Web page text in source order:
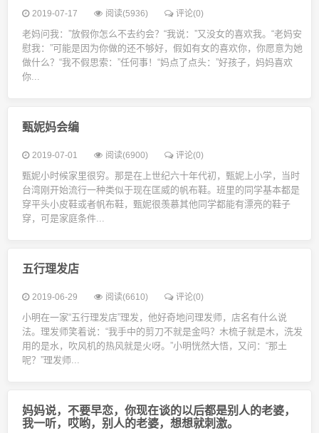
2019-07-17 阅读(5936) 评论(0)
老妈问我：”放假你怎么不去约会？“我说：”又没女的喜欢我。“老妈安
慰我：”可能是因为你做的还不够好，假如有女的喜欢你，你愿意为她
做什么？“我不假思索：”任何事！“妈点了点头：”好孩子，妈妈喜欢
你...
甄妮妈会编
2019-07-01 阅读(6900) 评论(0)
甄妮小时候家里很穷。那是在上世纪六十年代初，甄妮上小学，当时
台湾刚开始流行一种类似于现在匡威的帆布鞋。班里的同学基本都是
穿平头小皮鞋或者帆布鞋，甄妮很羡慕其他同学都能有漂亮的鞋子
穿，可是家庭条件...
五行理发店
2019-06-29 阅读(6610) 评论(0)
小明在一家“五行理发店”理发，他好奇地问理发师，店名有什么说
法。理发师笑着说：“我手中的剪刀不就是金吗？木梳子就是木，洗发
用的是水，吹风机的热风就是火呀。”小明恍然大悟，又问：“那土
呢？”理发师...
妈妈说，不要早恋，你现在谈的以后都是别人的老婆，
我一听，哎哟，别人的老婆，想想就刺激。